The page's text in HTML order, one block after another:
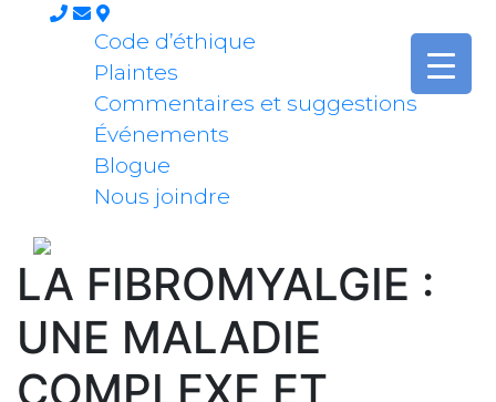
Code d’éthique
Plaintes
Commentaires et suggestions
Événements
Blogue
Nous joindre
LA FIBROMYALGIE :
UNE MALADIE
COMPLEXE ET